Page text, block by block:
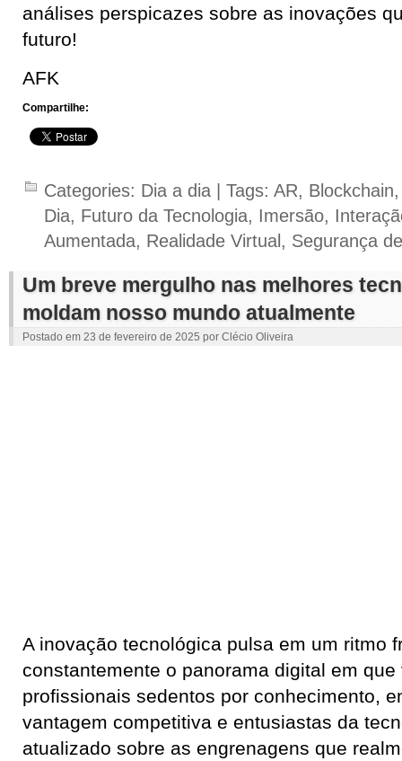
análises perspicazes sobre as inovações
futuro!
AFK
Compartilhe:
Categories: Dia a dia | Tags: AR, Blockchain
Dia, Futuro da Tecnologia, Imersão,
Aumentada, Realidade Virtual , Segurança
Um breve mergulho nas melhores
moldam nosso mundo atualmente
Postado em 23 de fevereiro de 2025 por Clécio Oliveira
A inovação tecnológica pulsa em um ritmo
constantemente o panorama digital em
profissionais sedentos por conhecimento,
vantagem competitiva e entusiastas da
atualizado sobre as engrenagens que